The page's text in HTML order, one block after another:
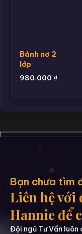
Bánh nơ 2
lớp
980.000 ₫
Bạn chưa tìm
Liên hệ với
Hannie để
Đội ngũ Tư Vấn